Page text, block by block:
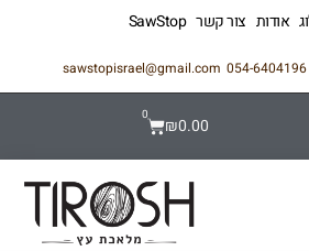
אודות צור קשר SawStop
054-6404196
sawstopisrael@gmail.com
₪0.00
0